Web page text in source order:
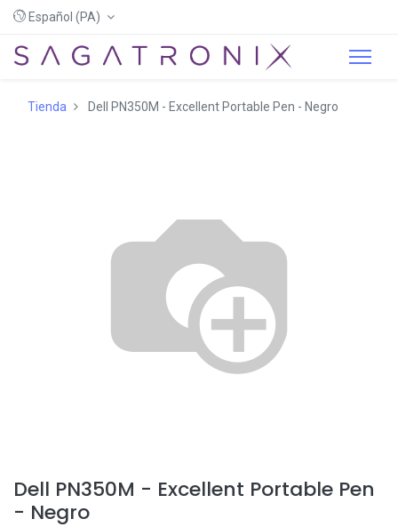
Español (PA)
Tienda Dell PN350M - Excellent Portable Pen - Negro
Dell PN350M - Excellent Portable Pen
- Negro